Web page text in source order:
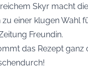
Skyr macht
einer klugen Wahl
Freundin.
das Rezept ganz